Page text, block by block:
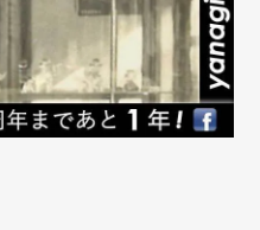
くお願い致します。
ョップ